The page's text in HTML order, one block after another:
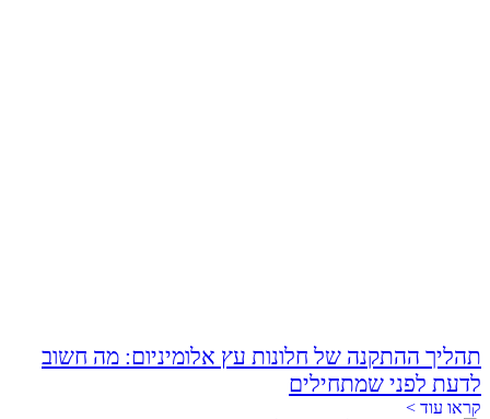
תהליך ההתקנה של חלונות עץ אלומיניום: מה חשוב
לדעת לפני שמתחילים
קראו עוד >